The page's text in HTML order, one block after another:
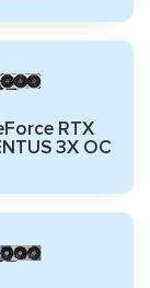
RTX
3X OC